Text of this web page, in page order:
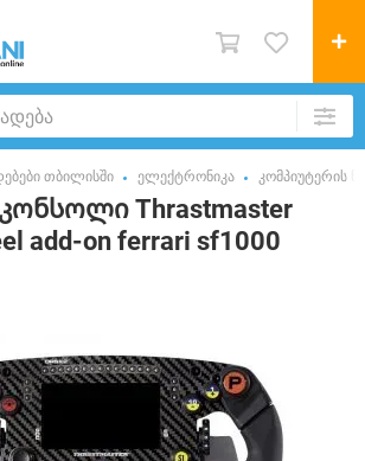
თბილისში ელექტრონიკა კომპიუტერის
Thrastmaster
add-on ferrari sf1000